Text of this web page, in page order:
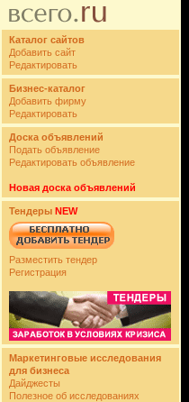
Каталог сайтов
Добавить сайт
Редактировать
Бизнес-каталог
Добавить фирму
Редактировать
Доска объявлений
Подать объявление
Редактировать объявление
Новая доска объявлений
Тендеры NEW
Разместить тендер
Регистрация
Маркетинговые исследования
для бизнеса
Дайджесты
Полезное об исследованиях